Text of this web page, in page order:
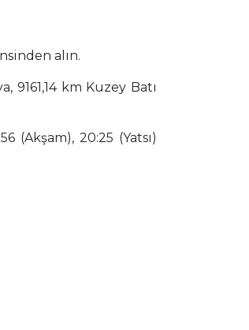
alın.
km Kuzey Batı
(Akşam), 20:25 (Yatsı)